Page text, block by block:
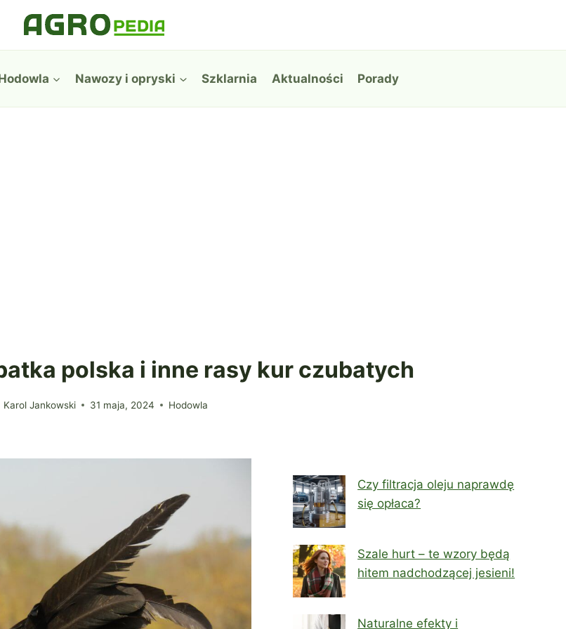
Nawozy i opryski Szklarnia Aktualności Porady
polska i inne rasy kur czubatych
Karol Jankowski 31 maja, 2024 Hodowla
Czy filtracja oleju naprawdę
się opłaca?
Szale hurt – te wzory będą
hitem nadchodzącej jesieni!
Naturalne efekty i